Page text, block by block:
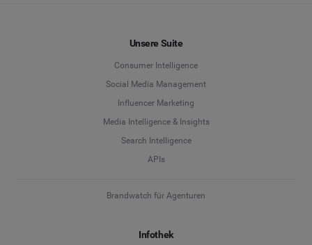
Unsere Suite
Consumer Intelligence
Social Media Management
Influencer Marketing
Media Intelligence & Insights
Search Intelligence
APIs
Brandwatch für Agenturen
Infothek